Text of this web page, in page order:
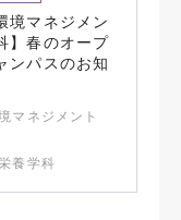
境マネジメン
】春のオープ
ンパスのお知
マネジメント
養学科